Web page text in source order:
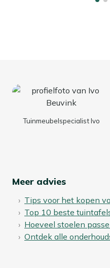
Tuinmeubelspecialist Ivo
Meer advies
Tips voor het kopen
Top 10 beste
Hoeveel stoelen
Ontdek alle